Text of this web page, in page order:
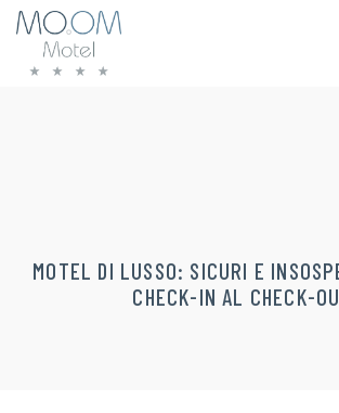
MOTEL DI LUSSO: SICURI E
CHECK-IN AL CHECK-